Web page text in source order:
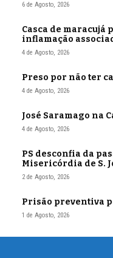
6 de Agosto, 2026
Casca de maracujá
inflamação
4 de Agosto, 2026
Preso por não ter
4 de Agosto, 2026
José Saramago na
4 de Agosto, 2026
PS desconfia da
Misericórdia de S.
2 de Agosto, 2026
Prisão preventiva
1 de Agosto, 2026